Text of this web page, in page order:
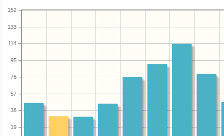
19
38
57
76
95
114
133
152